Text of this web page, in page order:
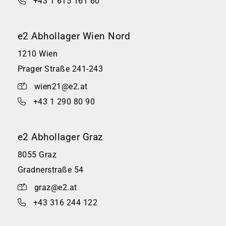
e2 Abhollager Wien Nord
1210 Wien
Prager Straße 241-243
wien21@e2.at
+43 1 290 80 90
e2 Abhollager Graz
8055 Graz
Gradnerstraße 54
graz@e2.at
+43 316 244 122